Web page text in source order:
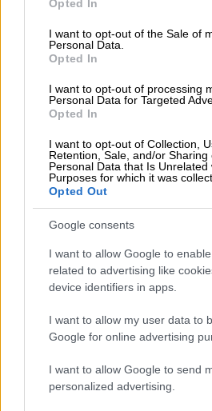
use your data for below specified
consent section.
Opted In
I want to opt-out of the Sale of
Personal Data.
Opted In
I want to opt-out of processing
Personal Data for Targeted
Opted In
I want to opt-out of Collection,
Retention, Sale, and/or Sharing
Personal Data that Is Unrelated
Purposes for which it was
Opted Out
Google consents
I want to allow Google to
related to advertising like
device identifiers in apps.
I want to allow my user data to
Google for online advertising
I want to allow Google to send
personalized advertising.
Υγεία|13.08.2025 16:38
Αχαΐα: 3 πάνω οι
ενώσεις στα
του καπνού
Ελλάδα|13.08.2025 16:27
Φωτιά τώρα στο
και SMS από το 112
Weather δείχνει ένα
ανεφοδιάζεται με νερό
Ρίου-Αντιρρίου, καθώς
μέτωπα της περιοχής.